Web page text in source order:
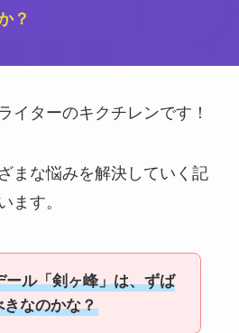
？
イターのキクチレンです！
まな悩みを解決していく記
ます。
ール「剣ヶ峰」は、ずば
きなのかな？